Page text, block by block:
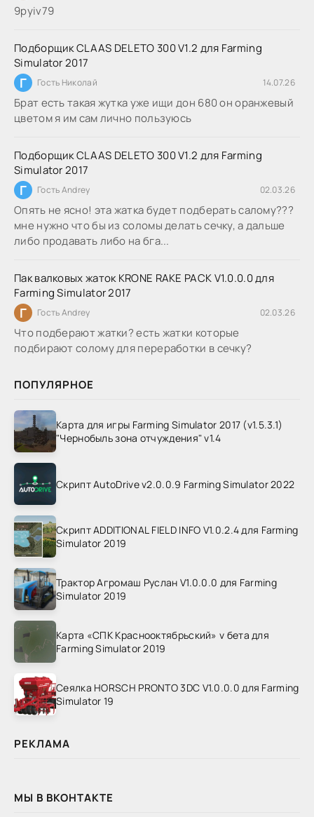
9руіv79
Подборщик CLAAS DELETO 300 V1.2 для Farming
Simulator 2017
Г Гость Николай 14.07.26
Брат есть такая жутка уже ищи дон 680 он оранжевый
цветом я им сам лично пользуюсь
Подборщик CLAAS DELETO 300 V1.2 для Farming
Simulator 2017
Г Гость Andrey 02.03.26
Опять не ясно! эта жатка будет подберать салому???
мне нужно что бы из соломы делать сечку, а дальше
либо продавать либо на бга...
Пак валковых жаток KRONE RAKE PACK V1.0.0.0 для
Farming Simulator 2017
Г Гость Andrey 02.03.26
Что подберают жатки? есть жатки которые
подбирают солому для переработки в сечку?
ПОПУЛЯРНОЕ
Карта для игры Farming Simulator 2017 (v1.5.3.1)
"Чернобыль зона отчуждения" v1.4
Скрипт AutoDrive v2.0.0.9 Farming Simulator 2022
Скрипт ADDITIONAL FIELD INFO V1.0.2.4 для Farming
Simulator 2019
Трактор Агромаш Руслан V1.0.0.0 для Farming
Simulator 2019
Карта «СПК Краснооктябрьский» v бета для
Farming Simulator 2019
Сеялка HORSCH PRONTO 3DC V1.0.0.0 для Farming
Simulator 19
РЕКЛАМА
МЫ В ВКОНТАКТЕ